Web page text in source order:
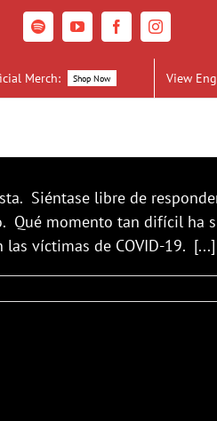
SpotifyYouTubeFacebookInstagram
Merch: Shop Now View
Siéntase libre de
Qué momento tan difícil ha
víctimas de COVID-19. [...]